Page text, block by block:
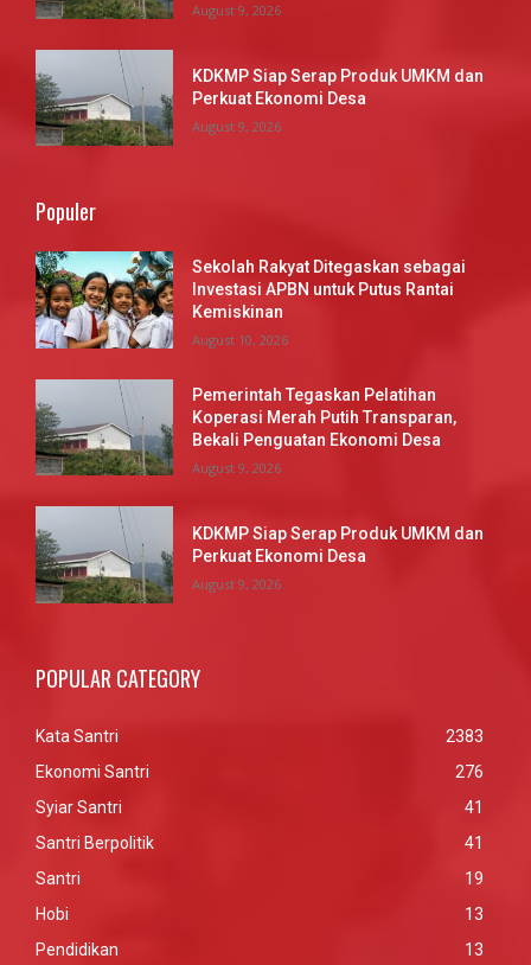
August 9, 2026
KDKMP Siap Serap Produk UMKM dan
Perkuat Ekonomi Desa
August 9, 2026
Populer
Sekolah Rakyat Ditegaskan sebagai
Investasi APBN untuk Putus Rantai
Kemiskinan
August 10, 2026
Pemerintah Tegaskan Pelatihan
Koperasi Merah Putih Transparan,
Bekali Penguatan Ekonomi Desa
August 9, 2026
KDKMP Siap Serap Produk UMKM dan
Perkuat Ekonomi Desa
August 9, 2026
POPULAR CATEGORY
Kata Santri
2383
Ekonomi Santri
276
Syiar Santri
41
Santri Berpolitik
41
Santri
19
Hobi
13
Pendidikan
13